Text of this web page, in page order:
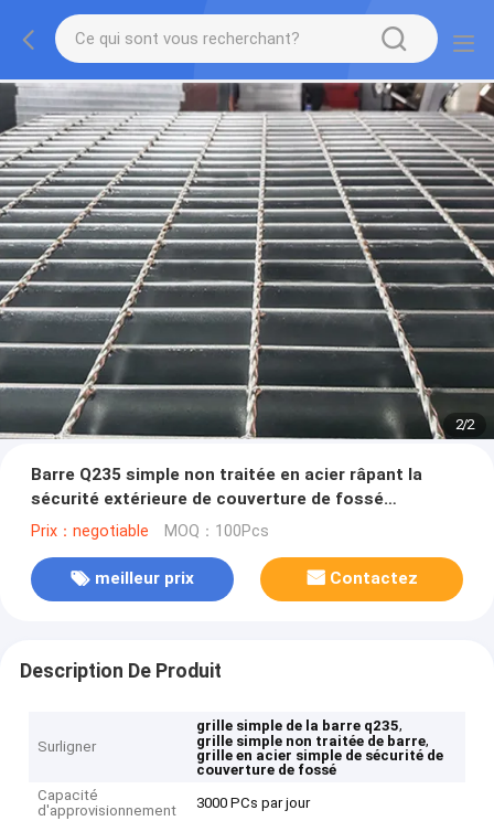
2/2
Barre Q235 simple non traitée en acier râpant la
sécurité extérieure de couverture de fossé
résistante
Prix：negotiable MOQ：100Pcs
meilleur prix Contactez
Description De Produit
Surligner
grille simple de la barre q235,
grille simple non traitée de barre,
grille en acier simple de sécurité de
couverture de fossé
Capacité
d'approvisionnement
3000 PCs par jour